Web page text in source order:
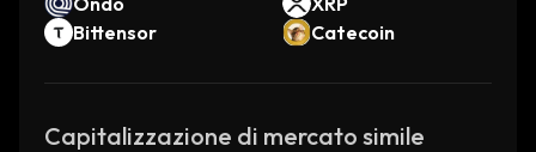
Bittensor
Catecoin
Capitalizzazione di mercato simile